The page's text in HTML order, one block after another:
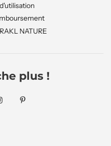
NATURE
plus !